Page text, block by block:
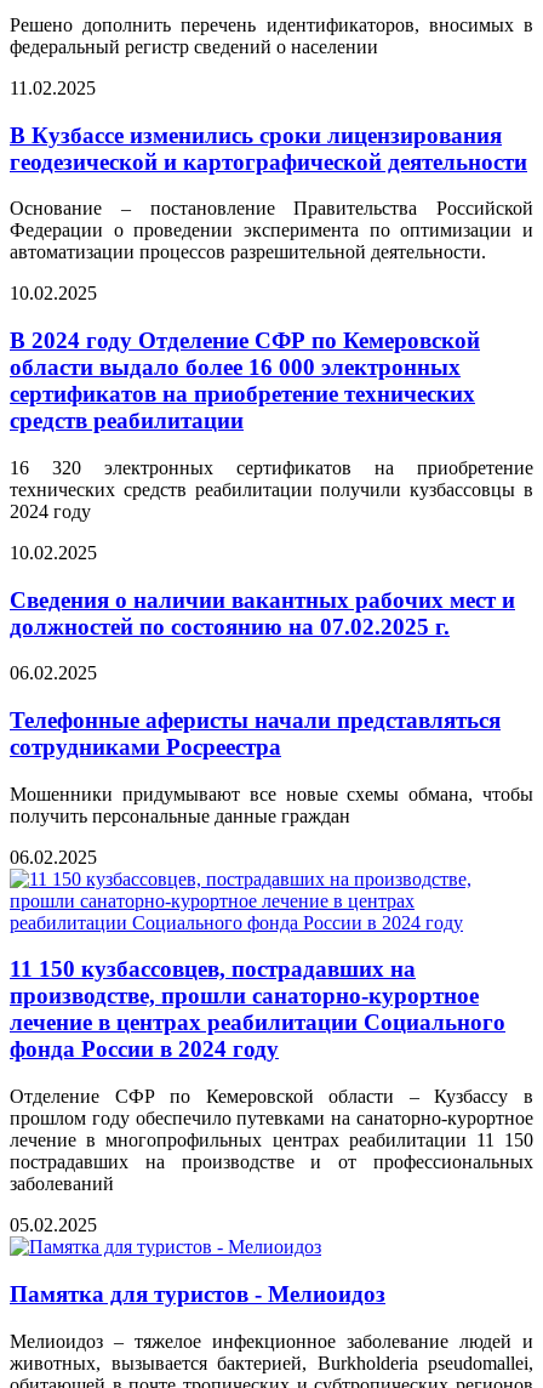
Решено дополнить перечень идентификаторов, вносимых в
федеральный регистр сведений о населении
11.02.2025
В Кузбассе изменились сроки лицензирования
геодезической и картографической деятельности
Основание – постановление Правительства Российской
Федерации о проведении эксперимента по оптимизации и
автоматизации процессов разрешительной деятельности.
10.02.2025
В 2024 году Отделение СФР по Кемеровской
области выдало более 16 000 электронных
сертификатов на приобретение технических
средств реабилитации
16 320 электронных сертификатов на приобретение
технических средств реабилитации получили кузбассовцы в
2024 году
10.02.2025
Сведения о наличии вакантных рабочих мест и
должностей по состоянию на 07.02.2025 г.
06.02.2025
Телефонные аферисты начали представляться
сотрудниками Росреестра
Мошенники придумывают все новые схемы обмана, чтобы
получить персональные данные граждан
06.02.2025
11 150 кузбассовцев, пострадавших на
производстве, прошли санаторно-курортное
лечение в центрах реабилитации Социального
фонда России в 2024 году
Отделение СФР по Кемеровской области – Кузбассу в
прошлом году обеспечило путевками на санаторно-курортное
лечение в многопрофильных центрах реабилитации 11 150
пострадавших на производстве и от профессиональных
заболеваний
05.02.2025
Памятка для туристов - Мелиоидоз
Мелиоидоз – тяжелое инфекционное заболевание людей и
животных, вызывается бактерией, Burkholderia pseudomallei,